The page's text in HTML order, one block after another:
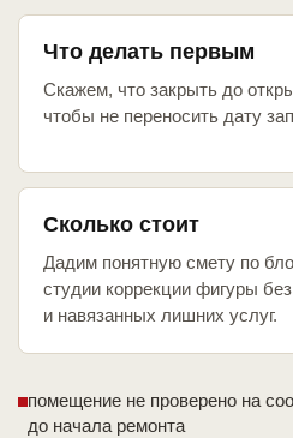
Что делать первым
Скажем, что закрыть до
чтобы не переносить дату
Сколько стоит
Дадим понятную смету по
студии коррекции фигуры
и навязанных лишних услуг.
помещение не проверено на
до начала ремонта